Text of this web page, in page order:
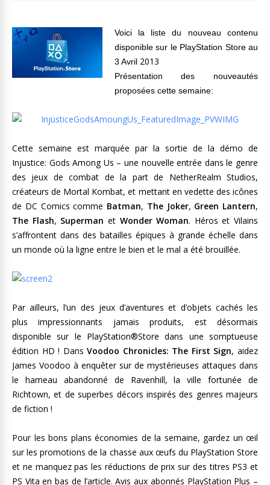
Voici la liste du nouveau contenu
disponible sur le PlayStation Store au
3 Avril2013
Présentation des nouveautés
proposées cette semaine:
Cette semaine est marquée par la sortie de la démo de
Injustice: Gods Among Us – une nouvelle entrée dans le genre
des jeux de combat de la part de NetherRealm Studios,
créateurs de Mortal Kombat, et mettant en vedette des icônes
de DC Comics comme Batman, The Joker, Green Lantern,
The Flash, Superman et Wonder Woman. Héros et Vilains
s’affrontent dans des batailles épiques à grande échelle dans
un monde où la ligne entre le bien et le mal a été brouillée.
Par ailleurs, l’un des jeux d’aventures et d’objets cachés les
plus impressionnants jamais produits, est désormais
disponible sur le PlayStation®Store dans une somptueuse
édition HD ! DansVoodoo Chronicles: The First Sign, aidez
James Voodoo à enquêter sur de mystérieuses attaques dans
le hameau abandonné de Ravenhill, la ville fortunée de
Richtown, et de superbes décors inspirés des genres majeurs
de fiction !
Pour les bons plans économies de la semaine, gardez un œil
sur les promotions de la chasse aux œufs du PlayStation Store
et ne manquez pas les réductions de prix sur des titres PS3 et
PS Vita en bas de l’article. Avis aux abonnés PlayStation Plus –